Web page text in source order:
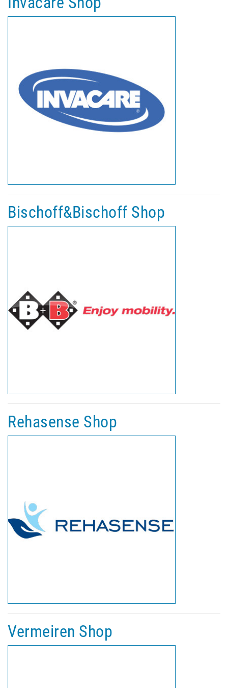
Bischoff&Bischoff Shop
Rehasense Shop
Vermeiren Shop